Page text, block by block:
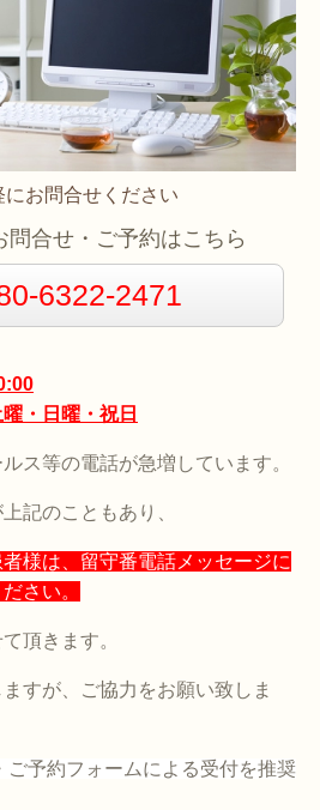
にお問合せください
問合せ・ご予約はこちら
6322-2471
・日曜・祝日
ス等の電話が急増しています。
記のこともあり、
様は、留守番電話メッセージに
さい。
頂きます。
すが、ご協力をお願い致しま
ご予約フォームによる受付を推奨